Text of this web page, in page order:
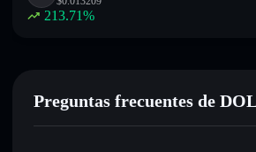
213.71%
Preguntas frecuentes de